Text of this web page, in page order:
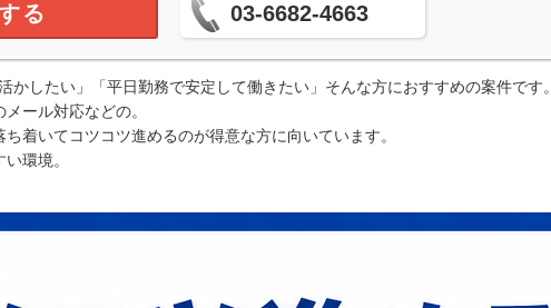
る 03-6682-4663
かしたい」「平日勤務で安定して働きたい」そんな方におすすめの案件です。
ール対応などの。
着いてコツコツ進めるのが得意な方に向いています。
環境。